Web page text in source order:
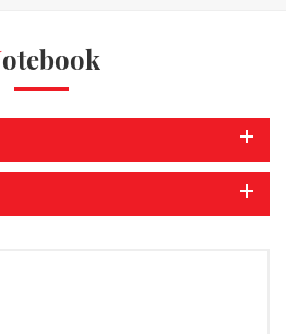
Notebook